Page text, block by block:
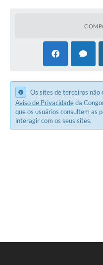
Os sites de terceiros não
Aviso de Privacidadeda
que os usuários consultem as
interagir com os seus sites.